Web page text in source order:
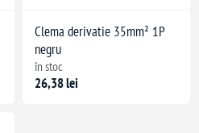
Clema derivatie 35mm² 1P
negru
în stoc
26,38 lei